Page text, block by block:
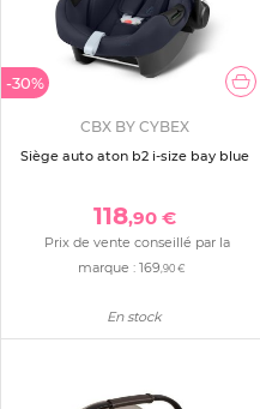
-30%
CBX BY CYBEX
Siège auto aton b2 i-size bay blue
118,90 €
Prix de vente conseillé par la
marque :169,90 €
En stock